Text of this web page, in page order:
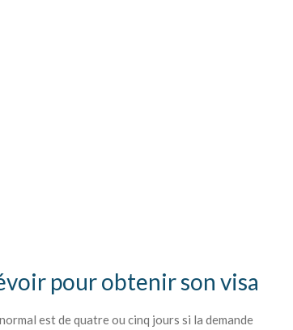
pour obtenir son visa
est de quatre ou cinq jours si la demande